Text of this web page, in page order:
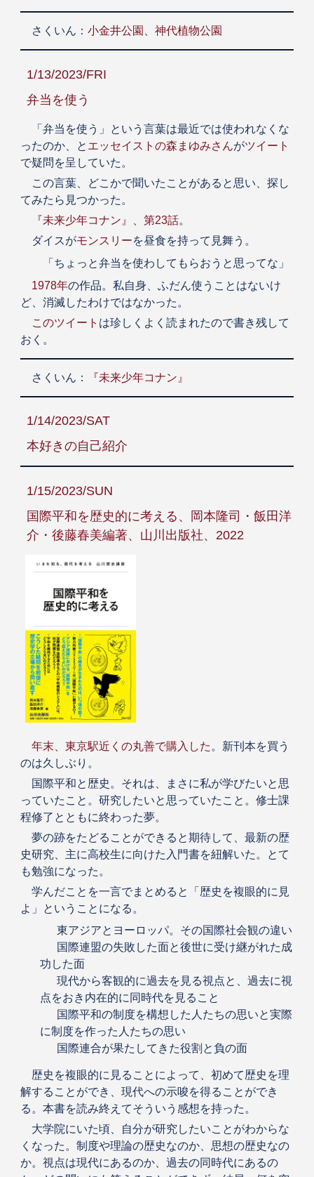
さくいん： 小金井公園 、 神代植物公園
1/13/2023/FRI
弁当を使う
「弁当を使う」という言葉は最近では使われなくな
ったのか、と エッセイストの森まゆみさんがツイート
で疑問を呈していた。
この言葉、どこかで聞いたことがあると思い、探し
てみたら見つかった。
『未来少年コナン』
第23話。
ダイスがモンスリーを昼食を持って見舞う。
「ちょっと弁当を使わしてもらおうと思ってな」
1978年の作品。私自身、ふだん使うことはないけ
ど、消滅したわけではなかった。
このツイート は珍しくよく読まれたので書き残して
おく。
さくいん： 『未来少年コナン』
1/14/2023/SAT
本好きの自己紹介
1/15/2023/SUN
国際平和を歴史的に考える、岡本隆司・飯田洋
介・後藤春美編著、山川出版社、2022
年末、東京駅近くの丸善で購入した 。新刊本を買う
のは久しぶり。
国際平和と歴史。それは、まさに私が学びたいと思
っていたこと。研究したいと思っていたこと。修士課
程修了とともに終わった夢。
夢の跡をたどることができると期待して、最新の歴
史研究、主に高校生に向けた入門書を紐解いた。とて
も勉強になった。
学んだことを一言でまとめると「歴史を複眼的に見
よ」ということになる。
東アジアとヨーロッパ。その国際社会観の違い
国際連盟の失敗した面と後世に受け継がれた成
功した面
現代から客観的に過去を見る視点と、過去に視
点をおき内在的に同時代を見ること
国際平和の制度を構想した人たちの思いと実際
に制度を作った人たちの思い
国際連合が果たしてきた役割と負の面
歴史を複眼的に見ることによって、初めて歴史を理
解することができ、現代への示唆を得ることができ
る。本書を読み終えてそういう感想を持った。
大学院にいた頃、自分が研究したいことがわからな
くなった。制度や理論の歴史なのか、思想の歴史なの
か。視点は現代にあるのか、過去の同時代にあるの